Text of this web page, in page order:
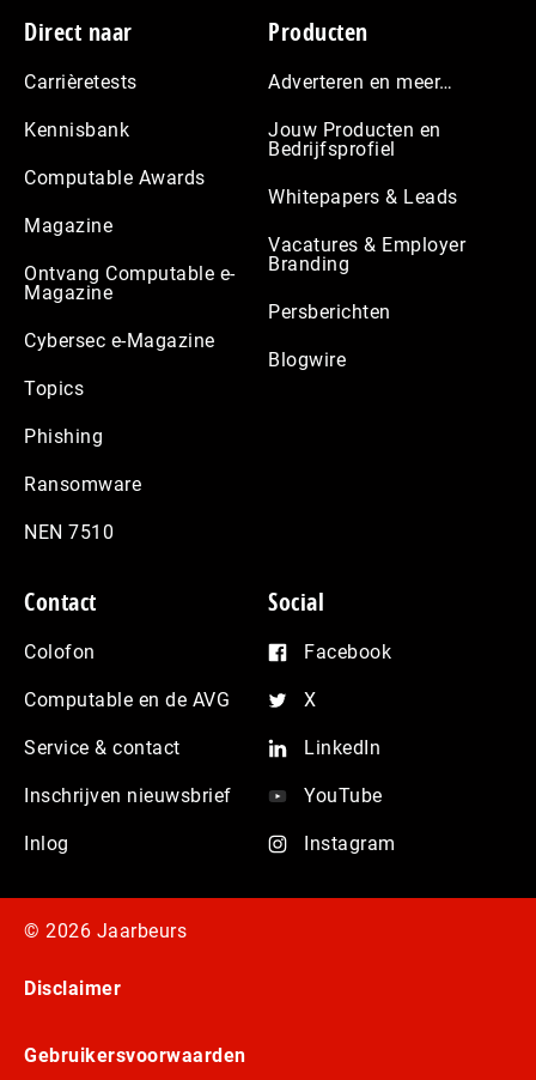
Footer
Direct naar
Carrièretests
Kennisbank
Computable Awards
Magazine
Ontvang Computable e-
Magazine
Cybersec e-Magazine
Topics
Phishing
Ransomware
NEN 7510
Producten
Adverteren en meer…
Jouw Producten en
Bedrijfsprofiel
Whitepapers & Leads
Vacatures & Employer
Branding
Persberichten
Blogwire
Contact
Colofon
Computable en de AVG
Service & contact
Inschrijven nieuwsbrief
Inlog
Social
Facebook
X
LinkedIn
YouTube
Instagram
© 2026 Jaarbeurs
Disclaimer
Gebruikersvoorwaarden